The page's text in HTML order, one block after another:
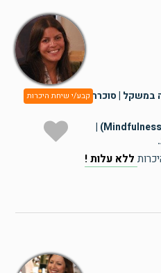
קבע/י שיחת היכרותבמשקל | סוכרת |
גישה דיאטטית: אכילה מודעת (Mindfulness) |
ללא עלות !